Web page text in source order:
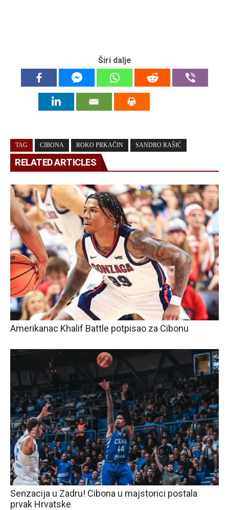
Širi dalje
TAG CIBONA ROKO PRKAČIN SANDRO RAŠIĆ
RELATED ARTICLES
Amerikanac Khalif Battle potpisao za Cibonu
Senzacija u Zadru! Cibona u majstorici postala
prvak Hrvatske